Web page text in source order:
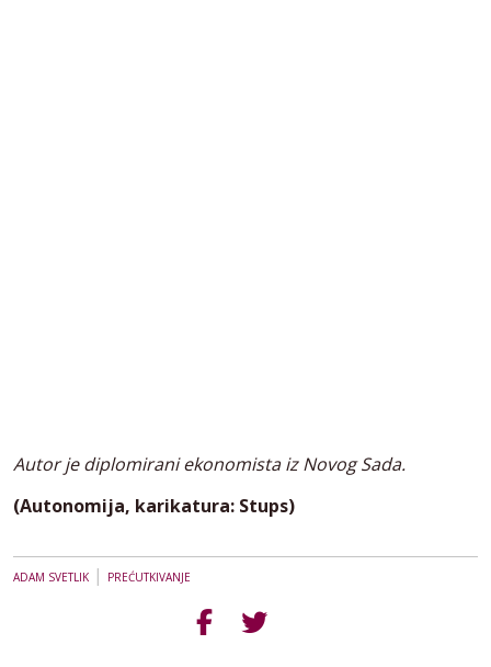
Autor je diplomirani ekonomista iz Novog Sada.
(Autonomija, karikatura: Stups)
ADAM SVETLIK | PREĆUTKIVANJE